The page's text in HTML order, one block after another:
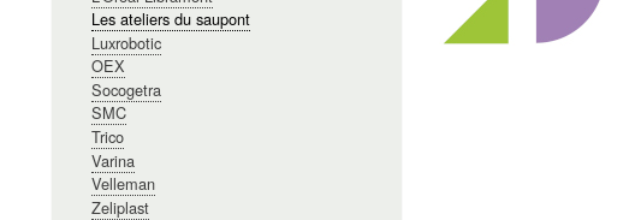
Les ateliers du saupont
Luxrobotic
OEX
Socogetra
SMC
Trico
Varina
Velleman
Zeliplast